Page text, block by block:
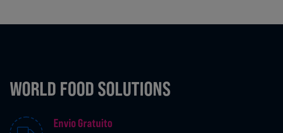
WORLD FOOD SOLUTIONS
Envio Gratuito